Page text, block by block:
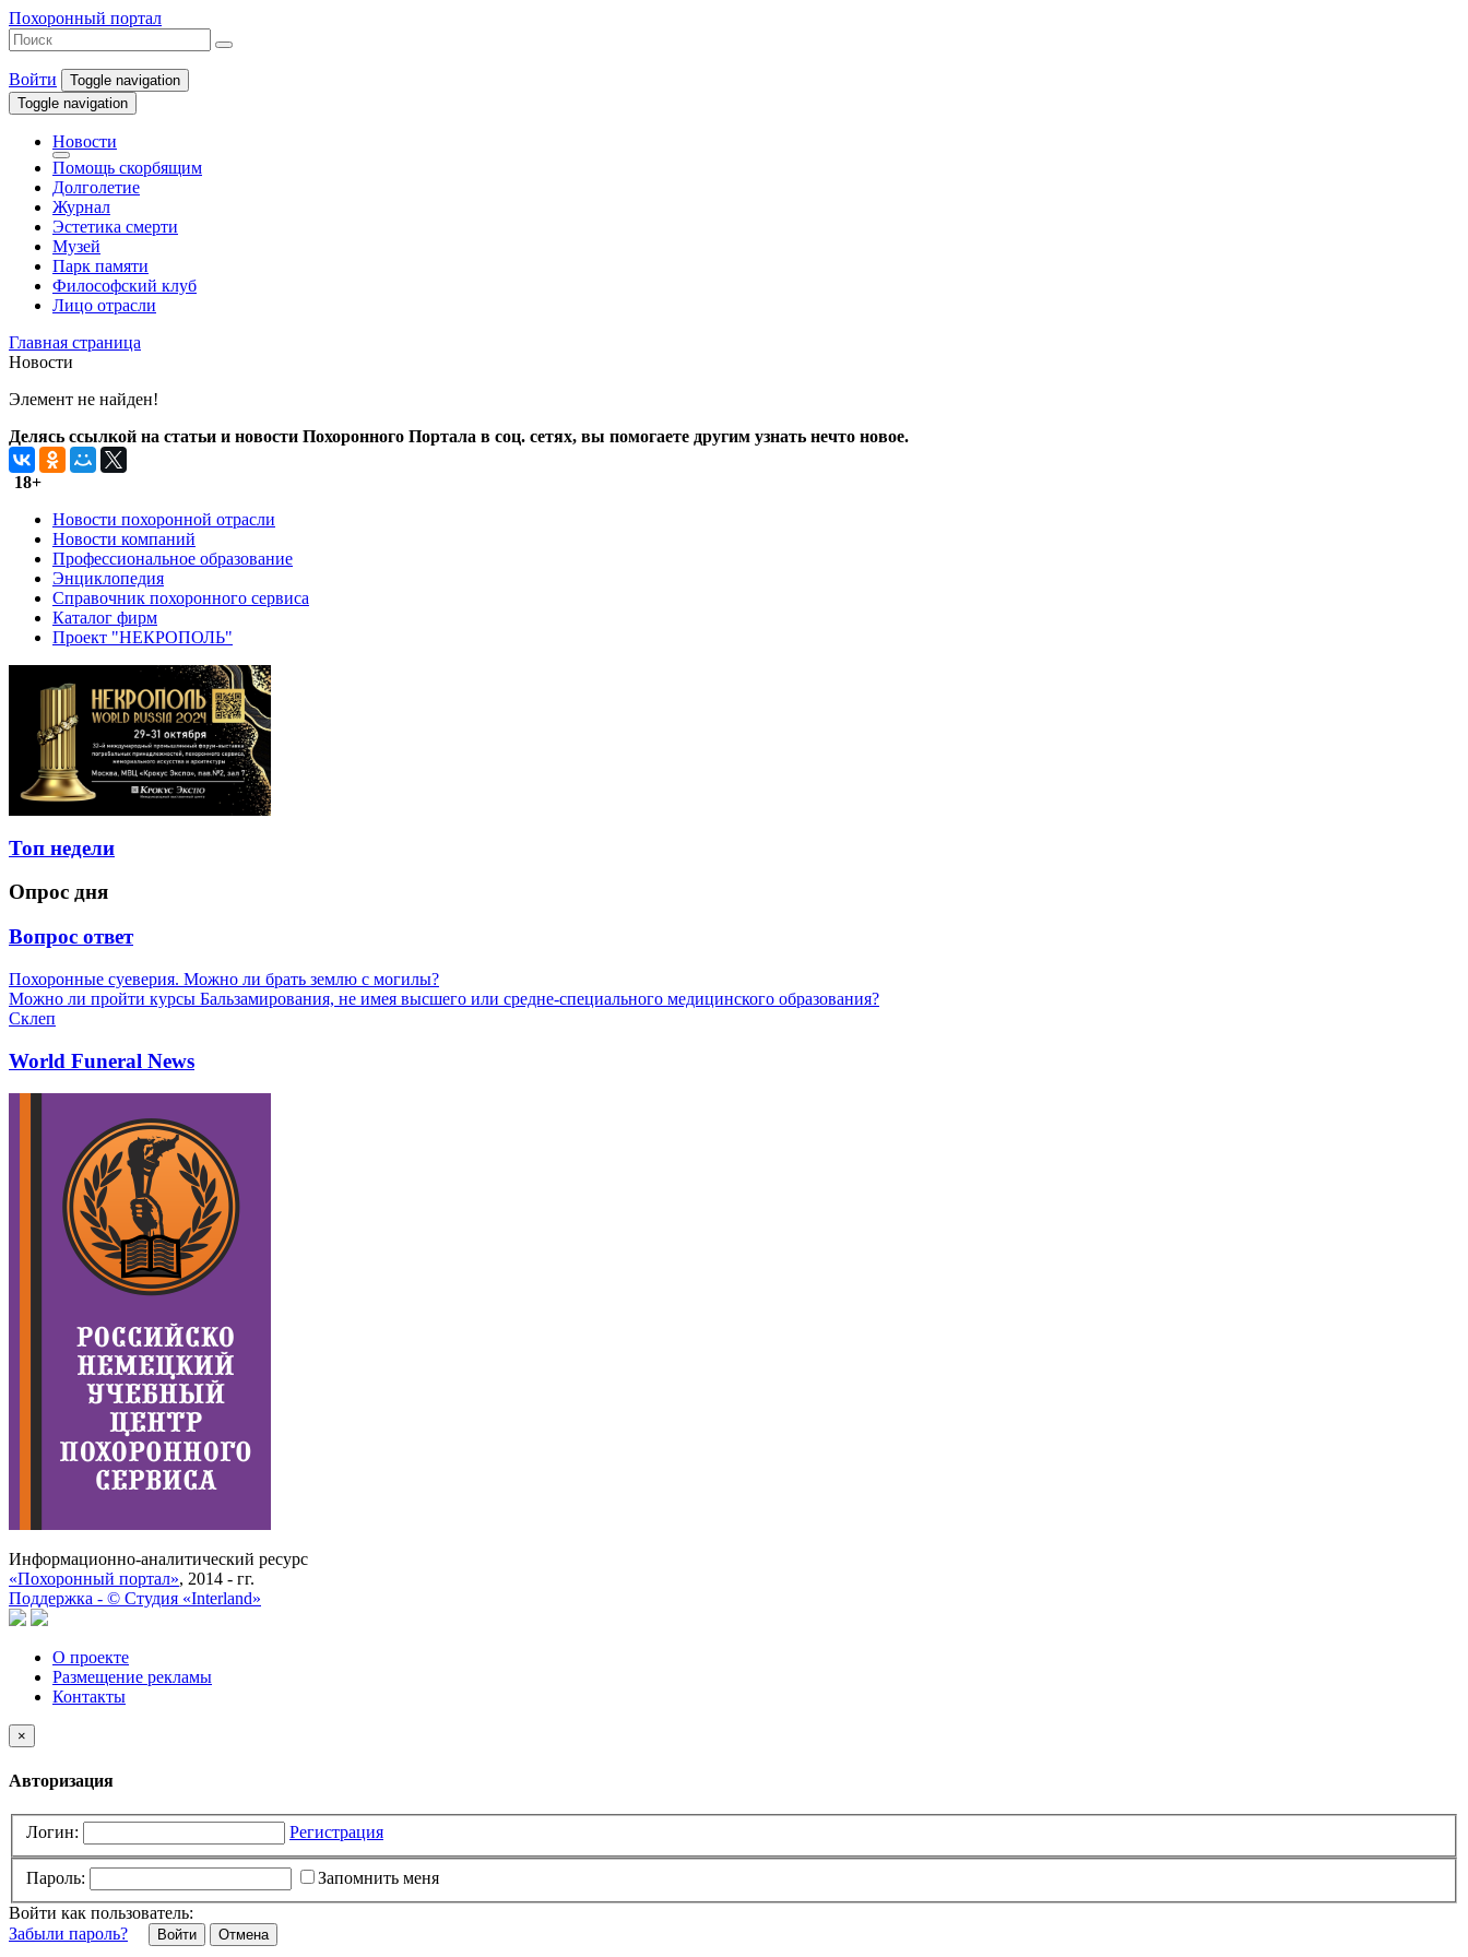
Похоронный портал
Войти
Toggle navigation
Toggle navigation
Новости
Помощь скорбящим
Долголетие
Журнал
Эстетика смерти
Музей
Парк памяти
Философский клуб
Лицо отрасли
Главная страница
Новости
Элемент не найден!
Делясь ссылкой на статьи и новости Похоронного Портала в соц. сетях, вы помогаете другим узнать нечто новое.
18+
Новости похоронной отрасли
Новости компаний
Профессиональное образование
Энциклопедия
Справочник похоронного сервиса
Каталог фирм
Проект "НЕКРОПОЛЬ"
Топ недели
Опрос дня
Вопрос ответ
Похоронные суеверия. Можно ли брать землю с могилы?
Можно ли пройти курсы Бальзамирования, не имея высшего или средне-специального медицинского образования?
Склеп
World Funeral News
Информационно-аналитический ресурс
«Похоронный портал», 2014 - гг.
Поддержка - © Cтудия «Interland»
О проекте
Размещение рекламы
Контакты
×
Авторизация
Логин: Регистрация
Пароль:
Запомнить меня
Войти как пользователь:
Забыли пароль?
Отмена